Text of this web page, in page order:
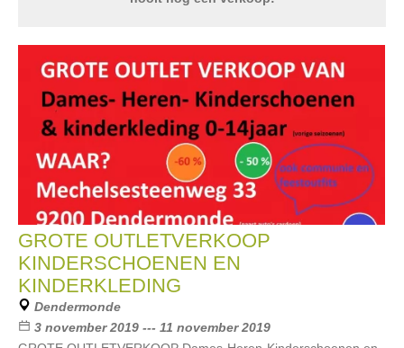
GROTE OUTLETVERKOOP
KINDERSCHOENEN EN
KINDERKLEDING
Dendermonde
3 november 2019 --- 11 november 2019